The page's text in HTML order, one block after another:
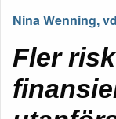
Nina Wenning,
Fler